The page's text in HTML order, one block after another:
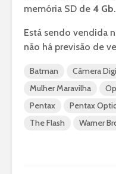
memória SD de 4 Gb.
Está sendo vendida
não há previsão de
Batman Câmera
Mulher Maravilha
Pentax
Pentax
The Flash
Warner